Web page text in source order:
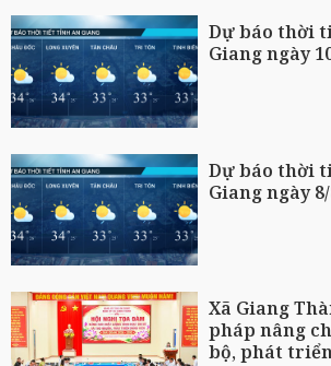
Dự báo thời
Giang ngày
Dự báo thời
Giang ngày
Xã Giang
pháp nâng
bộ, phát